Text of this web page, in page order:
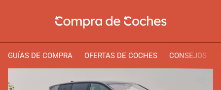
GUÍAS DE COMPRA OFERTAS DE COCHES CONSEJOS